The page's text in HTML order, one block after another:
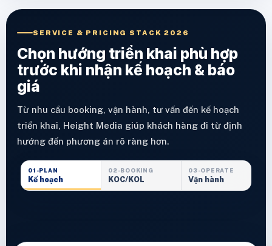
SERVICE & PRICING STACK 2026
Chọn hướng triển khai phù hợp
trước khi nhận kế hoạch & báo
giá
Từ nhu cầu booking, vận hành, tư vấn đến kế hoạch
triển khai, Height Media giúp khách hàng đi từ định
hướng đến phương án rõ ràng hơn.
01-PLAN
Kế hoạch
02-BOOKING
KOC/KOL
03-OPERATE
Vận hành